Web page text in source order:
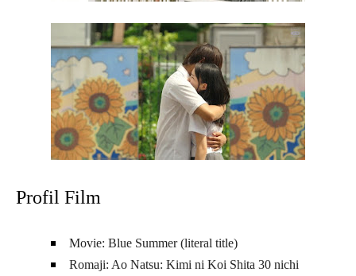
Profil Film
Movie: Blue Summer (literal title)
Romaji: Ao Natsu: Kimi ni Koi Shita 30 nichi